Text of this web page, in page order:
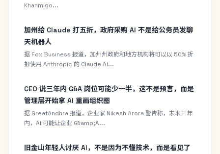
Khanmigo...
加州给 Claude 打五折，政府采购 AI 不是给公务员发聊
天机器人
据 Fox Business 报道，加州州政府和地方机构将可以以 50% 折
扣使用 Anthropic 的 Claude AI...
CEO 说三年内 G&A 岗位可能少一半，这不是预言，而是
管理层开始拿 AI 重画组织图
据 GreatAndhra 报道，企业家 Nikesh Arora 警告称，未来三年
内，AI 可能让企业 G&amp;A...
旧金山年轻人讨厌 AI，不是因为不懂技术，而是看见了